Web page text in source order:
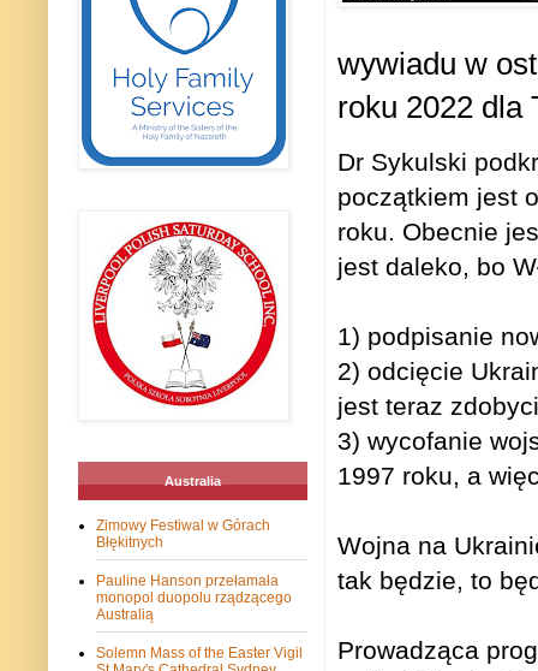
wywiadu w
roku 2022 dla
Dr Sykulski
początkiem jest
roku. Obecnie
jest daleko, bo
1) podpisanie
2) odcięcie
jest teraz
3) wycofanie
1997 roku, a
Wojna na
tak będzie, to
Prowadząca
Australia
Zimowy Festiwal w Górach
Błękitnych
Pauline Hanson przełamała
monopol duopolu rządzącego
Australią
Solemn Mass of the Easter Vigil